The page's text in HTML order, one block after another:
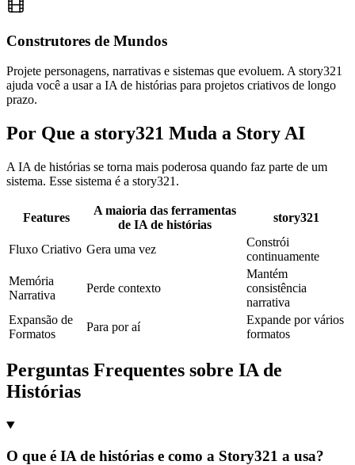
Construtores de Mundos
Projete personagens, narrativas e sistemas que evoluem. A story321
ajuda você a usar a IA de histórias para projetos criativos de longo
prazo.
Por Que a story321 Muda a Story AI
A IA de histórias se torna mais poderosa quando faz parte de um
sistema. Esse sistema é a story321.
Features
A maioria das ferramentas
de IA de histórias
story321
Fluxo Criativo Gera uma vez
Constrói
continuamente
Memória
Narrativa
Perde contexto
Mantém
consistência
narrativa
Expansão de
Formatos
Para por aí
Expande por vários
formatos
Perguntas Frequentes sobre IA de
Histórias
O que é IA de histórias e como a Story321 a usa?